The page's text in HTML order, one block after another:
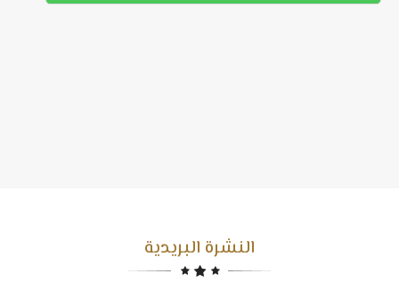
النشرة البريدية